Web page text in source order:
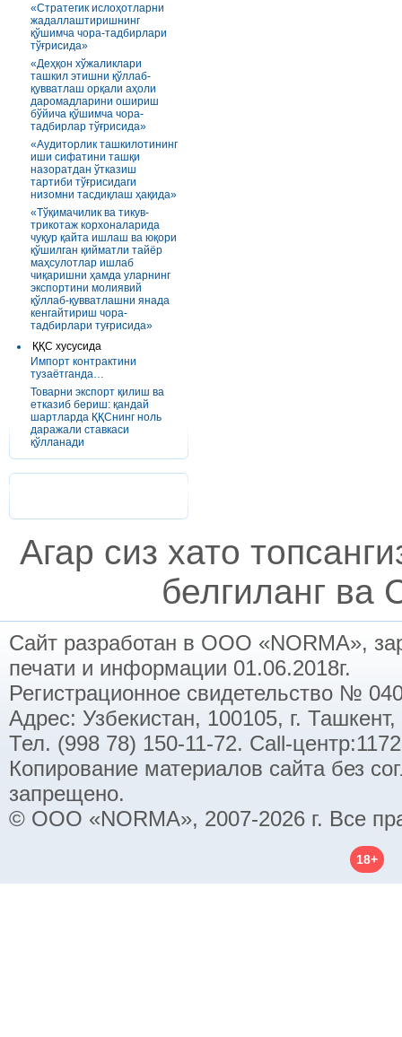
«Стратегик ислоҳотларни
жадаллаштиришнинг
қўшимча чора-тадбирлари
тўғрисида»
«Деҳқон хўжаликлари
ташкил этишни қўллаб-
қувватлаш орқали аҳоли
даромадларини ошириш
бўйича қўшимча чора-
тадбирлар тўғрисида»
«Аудиторлик ташкилотининг
иши сифатини ташқи
назоратдан ўтказиш
тартиби тўғрисидаги
низомни тасдиқлаш ҳақида»
«Тўқимачилик ва тикув-
трикотаж корхоналарида
чуқур қайта ишлаш ва юқори
қўшилган қийматли тайёр
маҳсулотлар ишлаб
чиқаришни ҳамда уларнинг
экспортини молиявий
қўллаб-қувватлашни янада
кенгайтириш чора-
тадбирлари туғрисида»
ҚҚС хусусида
Импорт контрактини
тузаётганда…
Товарни экспорт қилиш ва
етказиб бериш: қандай
шартларда ҚҚСнинг ноль
даражали ставкаси
қўлланади
Агар сиз хато
белгиланг ва
Сайт разработан в ООО «NORMA»,
печати и информации 01.06.2018г.
Регистрационное свидетельство №
Адрес: Узбекистан, 100105, г.
Тел. (998 78) 150-11-72. Call-
Копирование материалов сайта без
запрещено.
© ООО «NORMA», 2007-2026 г. Все
18+